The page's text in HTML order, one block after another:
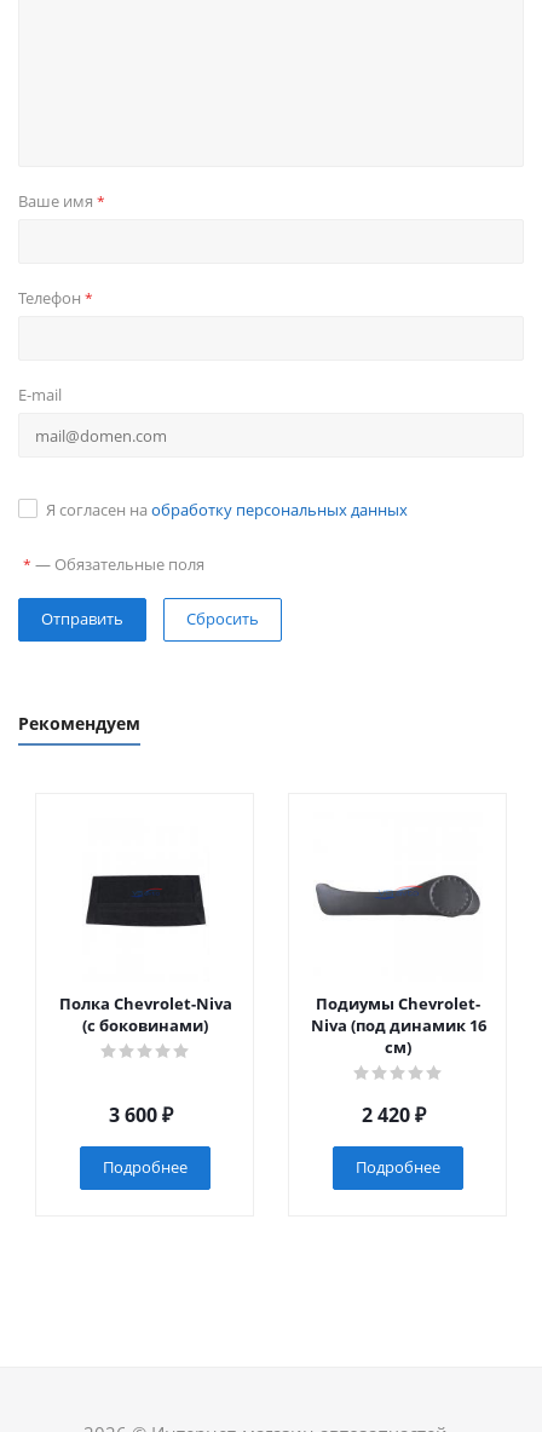
Ваше имя *
Телефон *
E-mail
Я согласен на обработку персональных данных
* — Обязательные поля
Сбросить
Рекомендуем
Полка Chevrolet-Niva
(с боковинами)
3 600₽
Подробнее
Подиумы Chevrolet-
Niva (под динамик 16
см)
2 420₽
Подробнее